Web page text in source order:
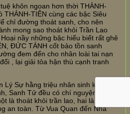
khôn ngoan hơn thời THÀNH-
THÁNH-TIÊN cùng các bậc Siêu
chỉ đường thoát sanh, cho nên
mong sao thoát khỏi Trần Lao
nầy những bậc hiểu biết rất ghê
ĐỨC TÁNH cốt bảo tồn sanh
đem đến cho nhân loài tai nạn
, lại giải tỏa hận thù cạnh tranh
Lý Sự hằng triệu nhân sinh khắp
Sanh Tử đều có chí nguyện cứu
là thoát khỏi trần lao, hai là đem
an toàn. Từ Vua Quan đến Nhà